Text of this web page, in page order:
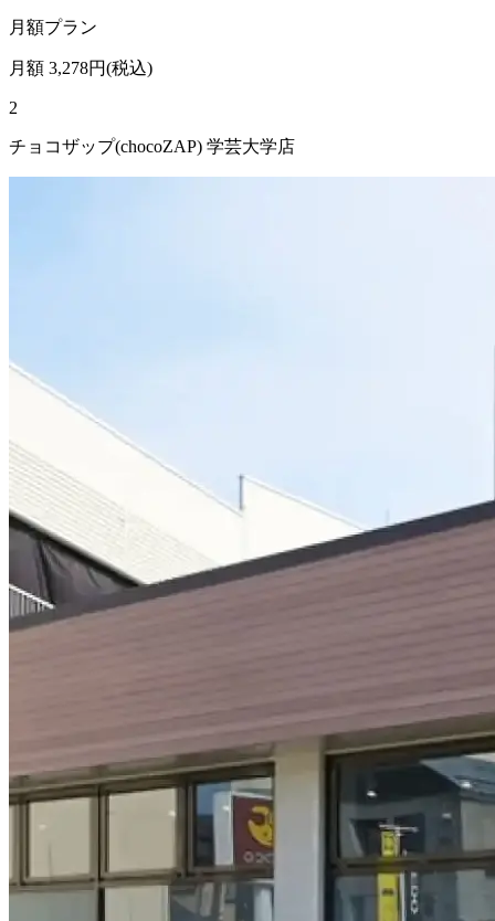
月額プラン
月額 3,278円(税込)
2
チョコザップ(chocoZAP) 学芸大学店